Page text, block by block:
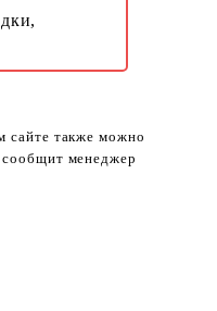
сайте также можно
сообщит менеджер